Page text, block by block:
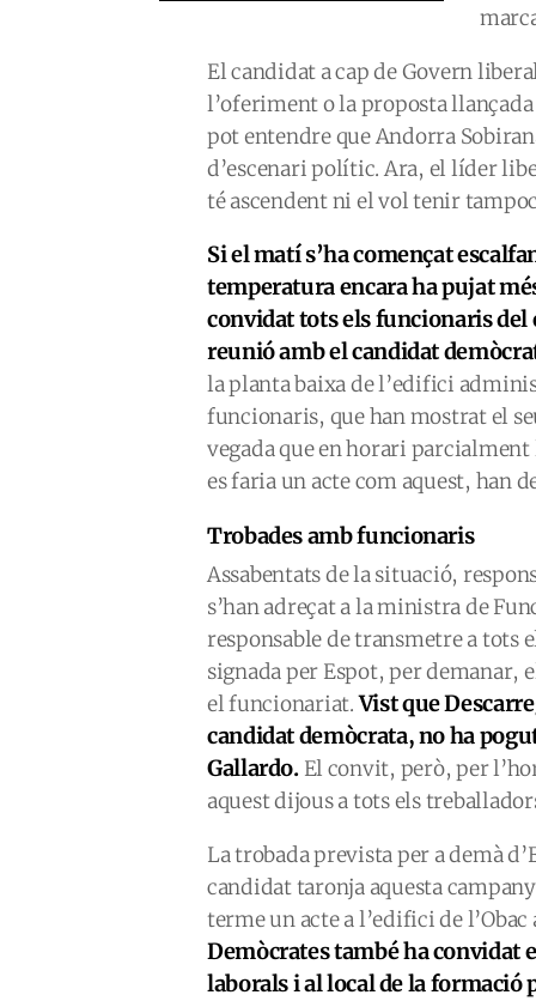
El candidat a cap de Govern
l’oferiment o la proposta
pot entendre que Andorra
d’escenari polític. Ara, el líder
té ascendent ni el vol tenir
Si el matí s’ha començat
temperatura encara ha pujat
convidat tots els funcionaris del
reunió amb el candidat
la planta baixa de l’edifici
funcionaris, que han mostrat el
vegada que en horari
es faria un acte com aquest, han
Trobades amb funcionaris
Assabentats de la situació,
s’han adreçat a la ministra de
responsable de transmetre a
signada per Espot, per demanar,
el funcionariat.Vist que
candidat demòcrata, no ha
Gallardo.El convit, però, per
aquest dijous a tots els
La trobada prevista per a demà
candidat taronja aquesta
terme un acte a l’edifici de
Demòcrates també ha convidat
laborals i al local de la